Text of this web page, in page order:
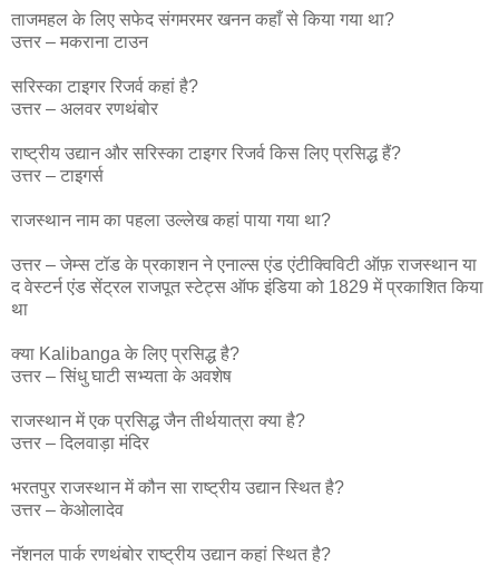
ताजमहल के लिए सफेद संगमरमर खनन कहाँ से किया गया था?
उत्तर – मकराना टाउन
सरिस्का टाइगर रिजर्व कहां है?
उत्तर – अलवर रणथंबोर
राष्ट्रीय उद्यान और सरिस्का टाइगर रिजर्व किस लिए प्रसिद्ध हैं?
उत्तर – टाइगर्स
राजस्थान नाम का पहला उल्लेख कहां पाया गया था?
उत्तर – जेम्स टॉड के प्रकाशन ने एनाल्स एंड एंटीक्विविटी ऑफ़ राजस्थान या
द वेस्टर्न एंड सेंट्रल राजपूत स्टेट्स ऑफ इंडिया को 1829 में प्रकाशित किया
था
क्या Kalibanga के लिए प्रसिद्ध है?
उत्तर – सिंधु घाटी सभ्यता के अवशेष
राजस्थान में एक प्रसिद्ध जैन तीर्थयात्रा क्या है?
उत्तर – दिलवाड़ा मंदिर
भरतपुर राजस्थान में कौन सा राष्ट्रीय उद्यान स्थित है?
उत्तर – केओलादेव
नॅशनल पार्क रणथंबोर राष्ट्रीय उद्यान कहां स्थित है?